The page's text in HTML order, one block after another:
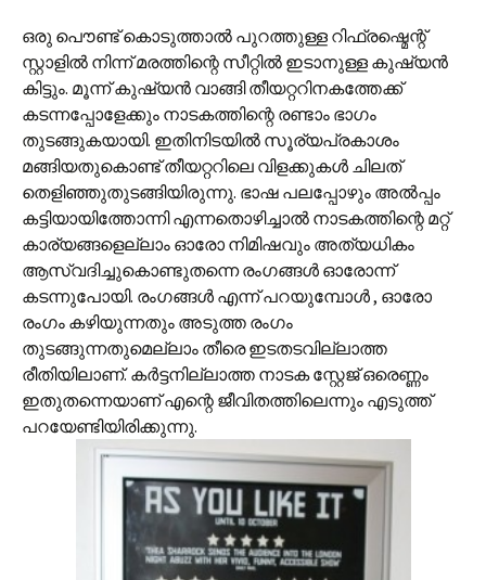
ഒരു പൌണ്ട് കൊടുത്താല്‍ പുറത്തുള്ള റിഫ്രഷ്മെന്റ്
സ്റ്റാളില്‍ നിന്ന് മരത്തിന്റെ സീറ്റില്‍ ഇടാനുള്ള കുഷ്യന്‍
കിട്ടും. മൂന്ന് കുഷ്യന്‍ വാങ്ങി തീയറ്ററിനകത്തേക്ക്
കടന്നപ്പോളേക്കും നാടകത്തിന്റെ രണ്ടാം ഭാഗം
തുടങ്ങുകയായി. ഇതിനിടയില്‍ സൂര്യപ്രകാശം
മങ്ങിയതുകൊണ്ട് തീയറ്ററിലെ വിളക്കുകള്‍ ചിലത്
തെളിഞ്ഞുതുടങ്ങിയിരുന്നു. ഭാഷ പലപ്പോഴും അല്‍പ്പം
കട്ടിയായിത്തോന്നി എന്നതൊഴിച്ചാല്‍ നാടകത്തിന്റെ മറ്റ്
കാര്യങ്ങളെല്ലാം ഓരോ നിമിഷവും അത്യധികം
ആസ്വദിച്ചുകൊണ്ടുതന്നെ രംഗങ്ങള്‍ ഓരോന്ന്
കടന്നുപോയി. രംഗങ്ങള്‍ എന്ന് പറയുമ്പോള്‍ , ഓരോ
രംഗം കഴിയുന്നതും അടുത്ത രംഗം
തുടങ്ങുന്നതുമെല്ലാം തീരെ ഇടതടവില്ലാത്ത
രീതിയിലാണ്. കര്‍ട്ടനില്ലാത്ത നാടക സ്റ്റേജ് ഒരെണ്ണം
ഇതുതന്നെയാണ് എന്റെ ജീവിതത്തിലെന്നും എടുത്ത്
പറയേണ്ടിയിരിക്കുന്നു.